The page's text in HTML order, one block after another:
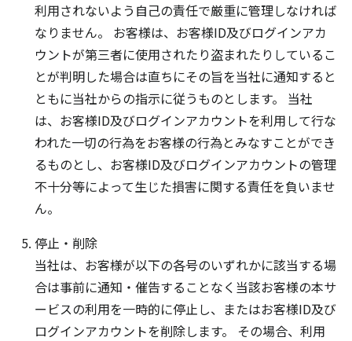
利用されないよう自己の責任で厳重に管理しなければ
なりません。 お客様は、お客様ID及びログインアカ
ウントが第三者に使用されたり盗まれたりしているこ
とが判明した場合は直ちにその旨を当社に通知すると
ともに当社からの指示に従うものとします。 当社
は、お客様ID及びログインアカウントを利用して行な
われた一切の行為をお客様の行為とみなすことができ
るものとし、お客様ID及びログインアカウントの管理
不十分等によって生じた損害に関する責任を負いませ
ん。
停止・削除
当社は、お客様が以下の各号のいずれかに該当する場
合は事前に通知・催告することなく当該お客様の本サ
ービスの利用を一時的に停止し、またはお客様ID及び
ログインアカウントを削除します。 その場合、利用